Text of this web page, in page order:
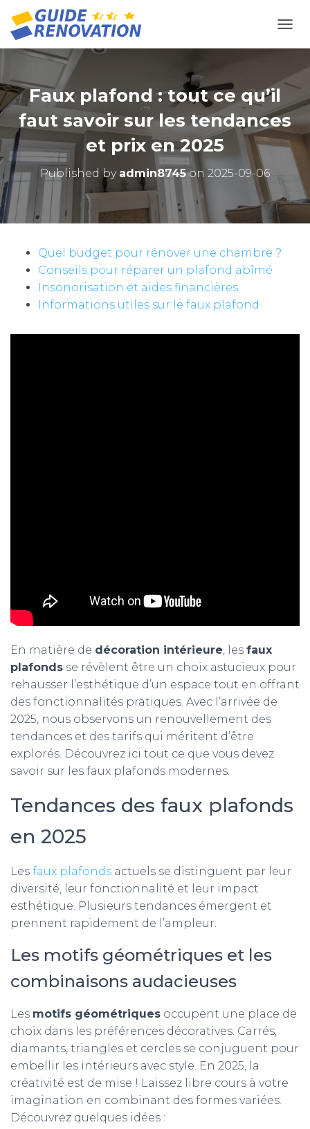
Faux plafond : tout ce qu’il
faut savoir sur les tendances
et prix en 2025
Published by admin8745on 2025-09-06
Quel budget pour rénover une chambre ?
Conseils pour réparer un plafond abîmé
Insonorisation et aides financières
Informations utiles sur le faux plafond
En matière de décoration intérieure, les faux
plafonds se révèlent être un choix astucieux pour
rehausser l’esthétique d’un espace tout en offrant
des fonctionnalités pratiques. Avec l’arrivée de
2025, nous observons un renouvellement des
tendances et des tarifs qui méritent d’être
explorés. Découvrez ici tout ce que vous devez
savoir sur les faux plafonds modernes.
Tendances des faux plafonds
en 2025
Les faux plafonds actuels se distinguent par leur
diversité, leur fonctionnalité et leur impact
esthétique. Plusieurs tendances émergent et
prennent rapidement de l’ampleur.
Les motifs géométriques et les
combinaisons audacieuses
Les motifs géométriques occupent une place de
choix dans les préférences décoratives. Carrés,
diamants, triangles et cercles se conjuguent pour
embellir les intérieurs avec style. En 2025, la
créativité est de mise ! Laissez libre cours à votre
imagination en combinant des formes variées.
Découvrez quelques idées :